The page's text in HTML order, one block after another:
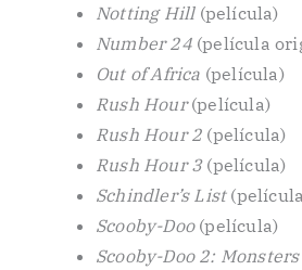
Notting Hill(película)
Number 24(película
Out of Africa (película)
Rush Hour(película)
Rush Hour 2 (película)
Rush Hour 3(película)
Schindler’s List
Scooby-Doo(película)
Scooby-Doo 2: